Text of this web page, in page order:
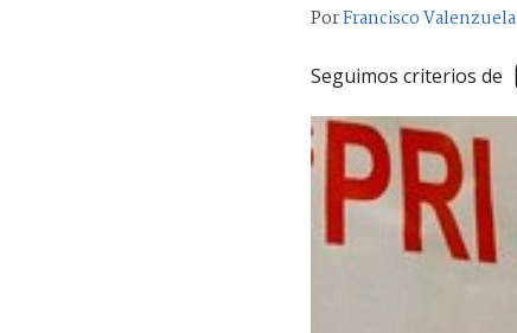
PorFrancisco Valenzuela
Seguimos criterios de